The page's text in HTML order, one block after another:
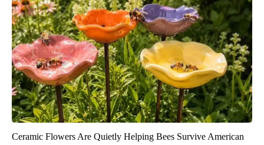
Ceramic Flowers Are Quietly Helping Bees Survive American